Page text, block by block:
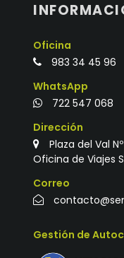
Oficina
983 34 45 96
WhatsApp
722 547 068
Dirección
Plaza del Val
Oficina de Viajes
Correo
Gestión de